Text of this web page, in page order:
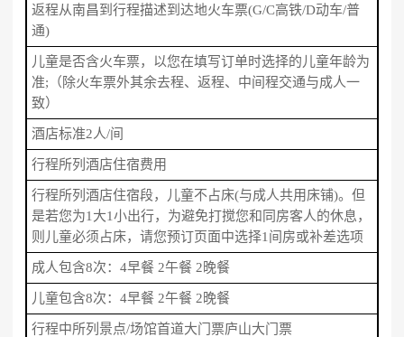
返程从南昌到行程描述到达地火车票(G/C高铁/D动车/普
通)
儿童是否含火车票，以您在填写订单时选择的儿童年龄为
准;（除火车票外其余去程、返程、中间程交通与成人一
致）
酒店标准2人/间
行程所列酒店住宿费用
行程所列酒店住宿段，儿童不占床(与成人共用床铺)。但
是若您为1大1小出行，为避免打搅您和同房客人的休息，
则儿童必须占床，请您预订页面中选择1间房或补差选项
成人包含8次：4早餐 2午餐 2晚餐
儿童包含8次：4早餐 2午餐 2晚餐
行程中所列景点/场馆首道大门票庐山大门票